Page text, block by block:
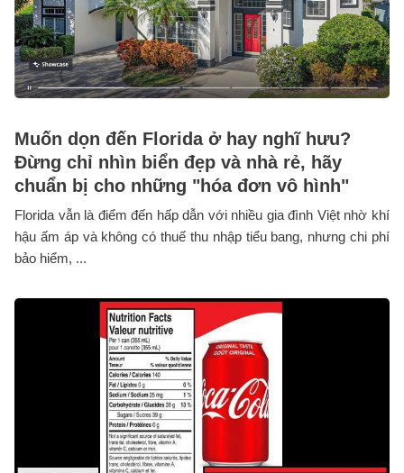
Muốn dọn đến Florida ở hay nghĩ hưu?
Đừng chỉ nhìn biển đẹp và nhà rẻ, hãy
chuẩn bị cho những "hóa đơn vô hình"
Florida vẫn là điểm đến hấp dẫn với nhiều gia đình Việt nhờ khí
hậu ấm áp và không có thuế thu nhập tiểu bang, nhưng chi phí
bảo hiểm, ...